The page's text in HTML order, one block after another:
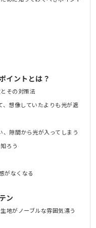
イントとは？
その対策法
、想像していたよりも光が遮
、隙間から光が入ってしまう
ろう
がなくなる
ン
地がノーブルな雰囲気漂う